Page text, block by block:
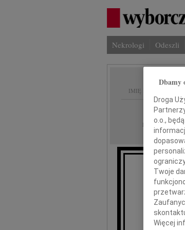
Nekrologi Odeszli
IMIĘ I NAZWISKO:
REGION:
DATA EMISJI:
Dbamy
Droga
o.o.,
Twoje
Więcej